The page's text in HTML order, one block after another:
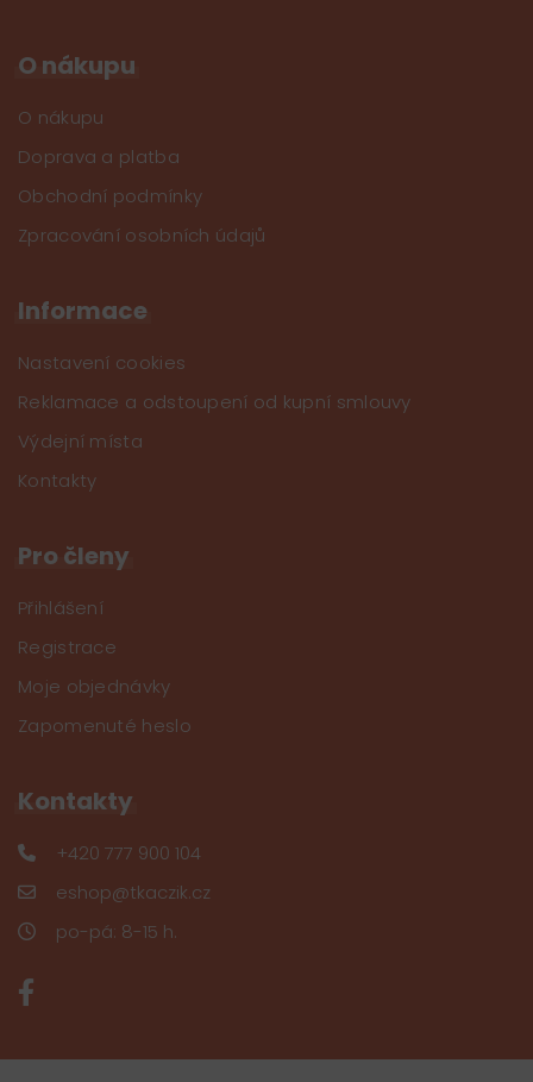
O nákupu
O nákupu
Doprava a platba
Obchodní podmínky
Zpracování osobních údajů
Informace
Nastavení cookies
Reklamace a odstoupení od kupní smlouvy
Výdejní místa
Kontakty
Pro členy
Přihlášení
Registrace
Moje objednávky
Zapomenuté heslo
Kontakty
+420 777 900 104
eshop@tkaczik.cz
po-pá: 8-15 h.